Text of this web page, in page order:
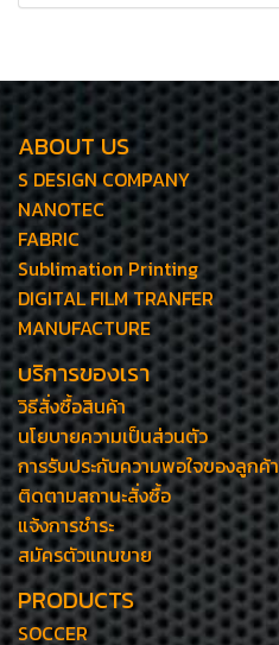
ABOUT US
S DESIGN COMPANY
NANOTEC
FABRIC
Sublimation Printing
DIGITAL FILM TRANFER
MANUFACTURE
บริการของเรา
วิธีสั่งซื้อสินค้า
นโยบายความเป็นส่วนตัว
การรับประกันความพอใจของลูกค้า
ติดตามสถานะสั่งซื้อ
แจ้งการชำระ
สมัครตัวแทนขาย
PRODUCTS
SOCCER